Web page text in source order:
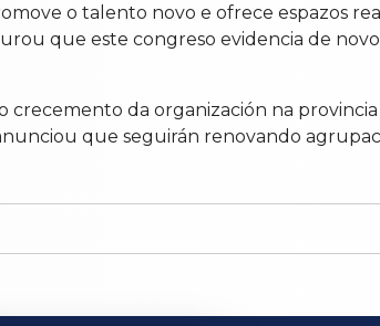
o talento novo e ofrece espazos
que este congreso evidencia de
crecemento da organización na
que seguirán renovando